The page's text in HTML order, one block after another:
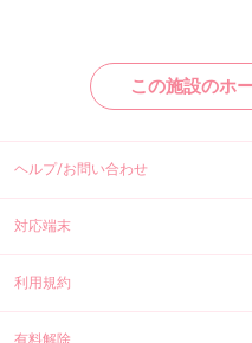
この施設のホ
ヘルプ/お問い合わせ
対応端末
利用規約
有料解除